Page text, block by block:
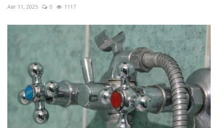
Авг 11, 2025 0 1117